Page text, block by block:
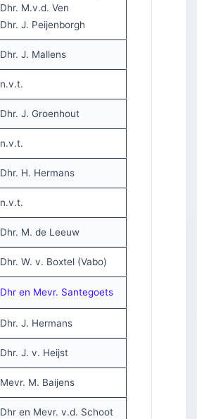
Dhr. M.v.d. Ven
Dhr. J. Peijenborgh
Dhr. J. Mallens
n.v.t.
Dhr. J. Groenhout
n.v.t.
Dhr. H. Hermans
n.v.t.
Dhr. M. de Leeuw
Dhr. W. v. Boxtel (Vabo)
Dhr en Mevr. Santegoets
Dhr. J. Hermans
Dhr. J. v. Heijst
Mevr. M. Baijens
Dhr en Mevr. v.d. Schoot